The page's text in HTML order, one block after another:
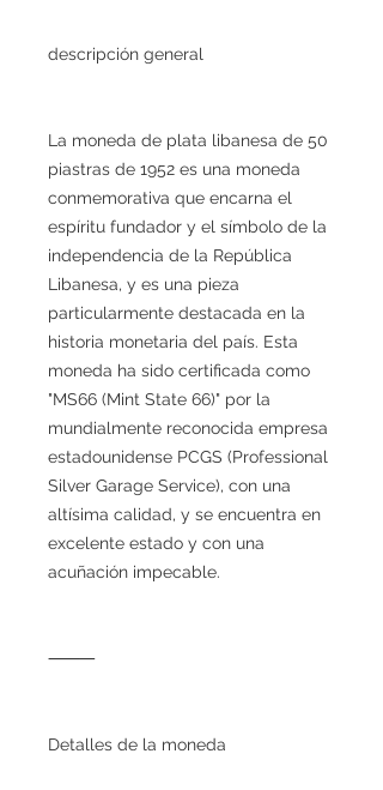
descripción general
La moneda de plata libanesa de 50
piastras de 1952 es una moneda
conmemorativa que encarna el
espíritu fundador y el símbolo de la
independencia de la República
Libanesa, y es una pieza
particularmente destacada en la
historia monetaria del país. Esta
moneda ha sido certificada como
"MS66 (Mint State 66)" por la
mundialmente reconocida empresa
estadounidense PCGS (Professional
Silver Garage Service), con una
altísima calidad, y se encuentra en
excelente estado y con una
acuñación impecable.
⸻
Detalles de la moneda